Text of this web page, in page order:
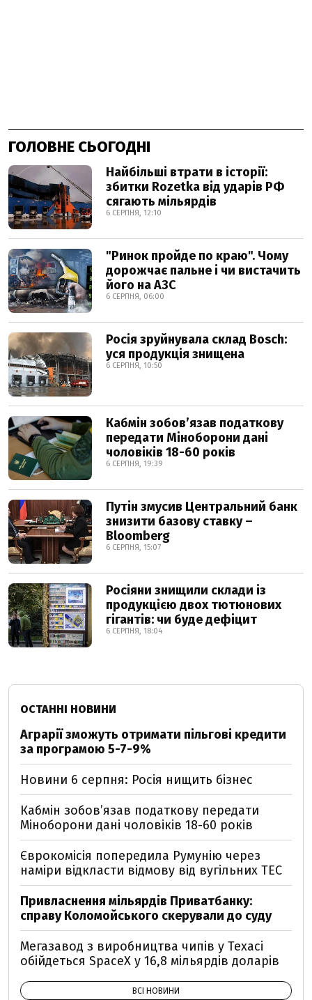
ГОЛОВНЕ СЬОГОДНІ
Найбільші втрати в історії:
збитки Rozetka від ударів РФ
сягають мільярдів
6 СЕРПНЯ, 12:10
"Ринок пройде по краю". Чому
дорожчає пальне і чи вистачить
його на АЗС
6 СЕРПНЯ, 06:00
Росія зруйнувала склад Bosch:
уся продукція знищена
6 СЕРПНЯ, 10:50
Кабмін зобовʼязав податкову
передати Міноборони дані
чоловіків 18-60 років
6 СЕРПНЯ, 19:39
Путін змусив Центральний банк
знизити базову ставку –
Bloomberg
6 СЕРПНЯ, 15:07
Росіяни знищили склади із
продукцією двох тютюнових
гігантів: чи буде дефіцит
6 СЕРПНЯ, 18:04
ОСТАННІ НОВИНИ
Аграрії зможуть отримати пільгові кредити
за програмою 5-7-9%
Новини 6 серпня: Росія нищить бізнес
Кабмін зобовʼязав податкову передати
Міноборони дані чоловіків 18-60 років
Єврокомісія попередила Румунію через
наміри відкласти відмову від вугільних ТЕС
Привласнення мільярдів Приватбанку:
справу Коломойського скерували до суду
Мегазавод з виробництва чипів у Техасі
обійдеться SpaceX у 16,8 мільярдів доларів
ВСІ НОВИНИ